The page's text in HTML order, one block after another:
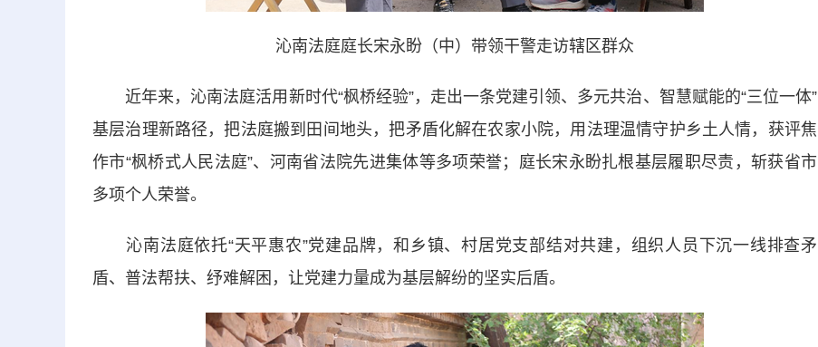
沁南法庭庭长宋永盼（中）带领干警走访辖区群众
近年来，沁南法庭活用新时代“枫桥经验”，走出一条党建引领、多元共治、智慧赋能的“三位一体”
基层治理新路径，把法庭搬到田间地头，把矛盾化解在农家小院，用法理温情守护乡土人情，获评焦
作市“枫桥式人民法庭”、河南省法院先进集体等多项荣誉；庭长宋永盼扎根基层履职尽责，斩获省市
多项个人荣誉。
沁南法庭依托“天平惠农”党建品牌，和乡镇、村居党支部结对共建，组织人员下沉一线排查矛
盾、普法帮扶、纾难解困，让党建力量成为基层解纷的坚实后盾。